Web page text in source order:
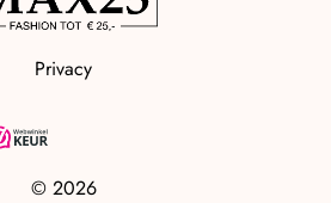
Privacy
© 2026